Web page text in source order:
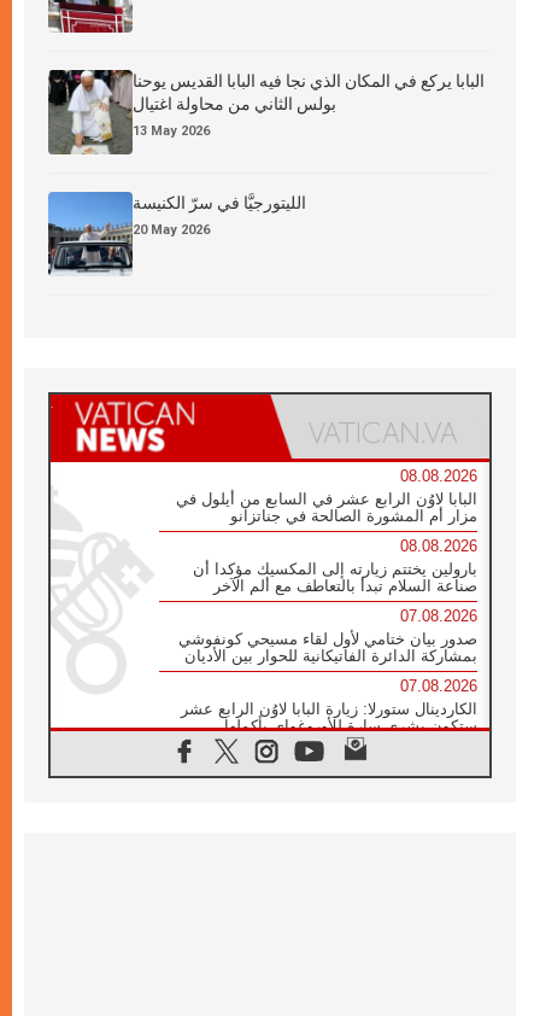
البابا يركع في المكان الذي نجا فيه البابا القديس يوحنا
بولس الثاني من محاولة اغتيال
13 May 2026
الليتورجيَّا في سرّ الكنيسة
20 May 2026
08.08.2026
البابا لاوُن الرابع عشر في السابع من أيلول في
مزار أم المشورة الصالحة في جناتزانو
08.08.2026
بارولين يختتم زيارته إلى المكسيك مؤكدا أن
صناعة السلام تبدأ بالتعاطف مع ألم الآخر
07.08.2026
صدور بيان ختامي لأول لقاء مسيحي كونفوشي
بمشاركة الدائرة الفاتيكانية للحوار بين الأديان
07.08.2026
الكاردينال ستورلا: زيارة البابا لاوُن الرابع عشر
ستكون بشرى سارة للأوروغواي بأكملها
الفاتيكان يعلن برنامج الزيارة الرسولية للبابا لاوُن